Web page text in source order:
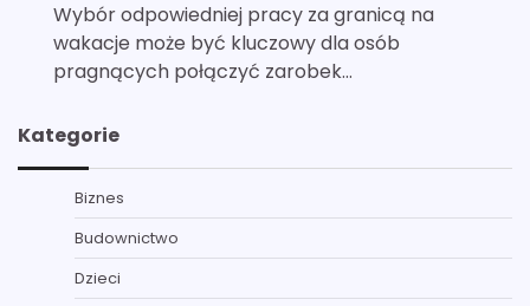
Wybór odpowiedniej pracy za granicą na
wakacje może być kluczowy dla osób
pragnących połączyć zarobek…
Kategorie
Biznes
Budownictwo
Dzieci